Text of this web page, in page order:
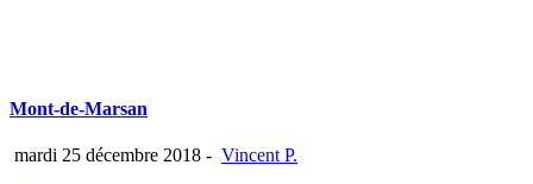
Mont-de-Marsan
mardi 25 décembre 2018 - Vincent P.